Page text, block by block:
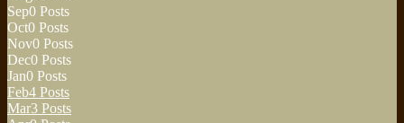
Sep0 Posts
Oct0 Posts
Nov0 Posts
Dec0 Posts
Jan0 Posts
Feb4 Posts
Mar3 Posts